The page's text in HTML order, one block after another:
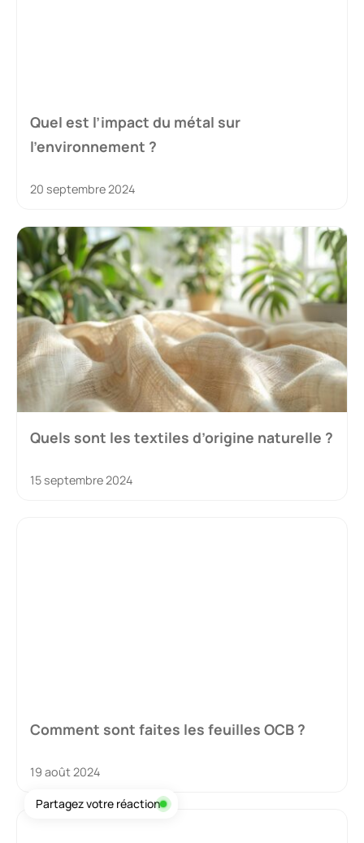
Quel est l’impact du métal sur
l’environnement ?
20 septembre 2024
Quels sont les textiles d’origine naturelle ?
15 septembre 2024
Comment sont faites les feuilles OCB ?
19 août 2024
Partagez votre réaction